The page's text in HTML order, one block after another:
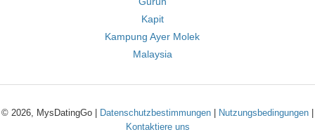
Kapit
Kampung Ayer Molek
Malaysia
© 2026, MysDatingGo | Datenschutzbestimmungen Nutzungsbedingungen
Kontaktiere uns